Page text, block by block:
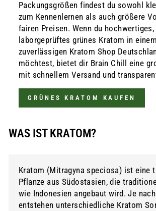
Packungsgrößen findest du sowohl
zum Kennenlernen als auch größere
fairen Preisen. Wenn du hochwertiges,
laborgeprüftes grünes Kratom in einem
zuverlässigen Kratom Shop
möchtest, bietet dir Brain Chill eine
mit schnellem Versand und
GRÜNES KRATOM KAUFEN
WAS IST KRATOM?
Kratom (Mitragyna speciosa) ist eine
Pflanze aus Südostasien, die
wie Indonesien angebaut wird. Je
entstehen unterschiedliche Kratom